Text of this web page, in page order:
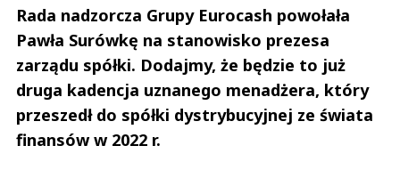
Rada nadzorcza Grupy Eurocash powołała
Pawła Surówkę na stanowisko prezesa
zarządu spółki. Dodajmy, że będzie to już
druga kadencja uznanego menadżera, który
przeszedł do spółki dystrybucyjnej ze świata
finansów w 2022 r.